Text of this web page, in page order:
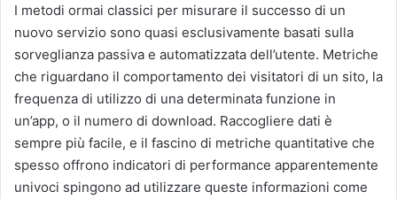
I metodi ormai classici per misurare il successo di un
nuovo servizio sono quasi esclusivamente basati sulla
sorveglianza passiva e automatizzata dell’utente. Metriche
che riguardano il comportamento dei visitatori di un sito, la
frequenza di utilizzo di una determinata funzione in
un’app, o il numero di download. Raccogliere dati è
sempre più facile, e il fascino di metriche quantitative che
spesso offrono indicatori di performance apparentemente
univoci spingono ad utilizzare queste informazioni come